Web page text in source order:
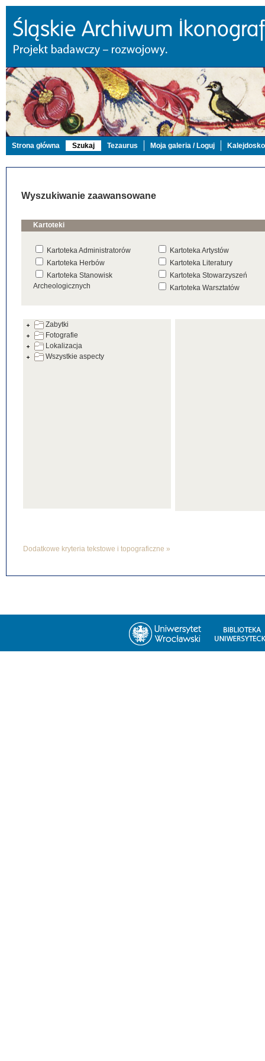
Strona główna Szukaj Tezaurus Moja galeria / Loguj
Wyszukiwanie zaawansowane
Kartoteki
Kartoteka Administratorów
Kartoteka Artystów
Kartoteka Herbów
Kartoteka Literatury
Kartoteka Stanowisk
Archeologicznych
Kartoteka Stowarzyszeń
Kartoteka Warsztatów
Zabytki
Fotografie
Lokalizacja
Wszystkie aspecty
Dodatkowe kryteria tekstowe i topograficzne »